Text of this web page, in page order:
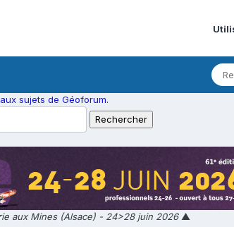
sujets de Géoforum.
aux Mines (Alsace) - 24>28 juin 2026▲